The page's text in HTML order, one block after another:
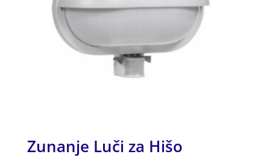
Zunanje Luči za Hišo